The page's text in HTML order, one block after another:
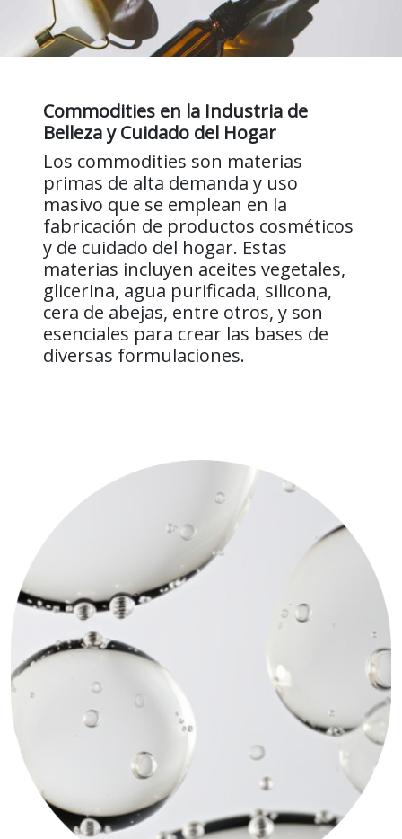
Commodities en la Industria de
Belleza y Cuidado del Hogar
Los commodities son materias
primas de alta demanda y uso
masivo que se emplean en la
fabricación de productos cosméticos
y de cuidado del hogar. Estas
materias incluyen aceites vegetales,
glicerina, agua purificada, silicona,
cera de abejas, entre otros, y son
esenciales para crear las bases de
diversas formulaciones.